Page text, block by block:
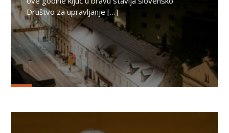
Društvo za upravljanje […]